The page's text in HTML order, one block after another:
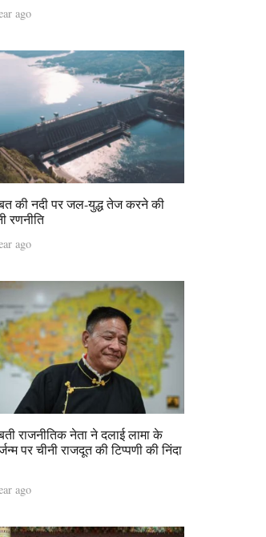
ago
की नदी पर जल-युद्ध तेज करने की
रणनीति
ago
राजनीतिक नेता ने दलाई लामा के
पर चीनी राजदूत की टिप्पणी की निंदा
ago